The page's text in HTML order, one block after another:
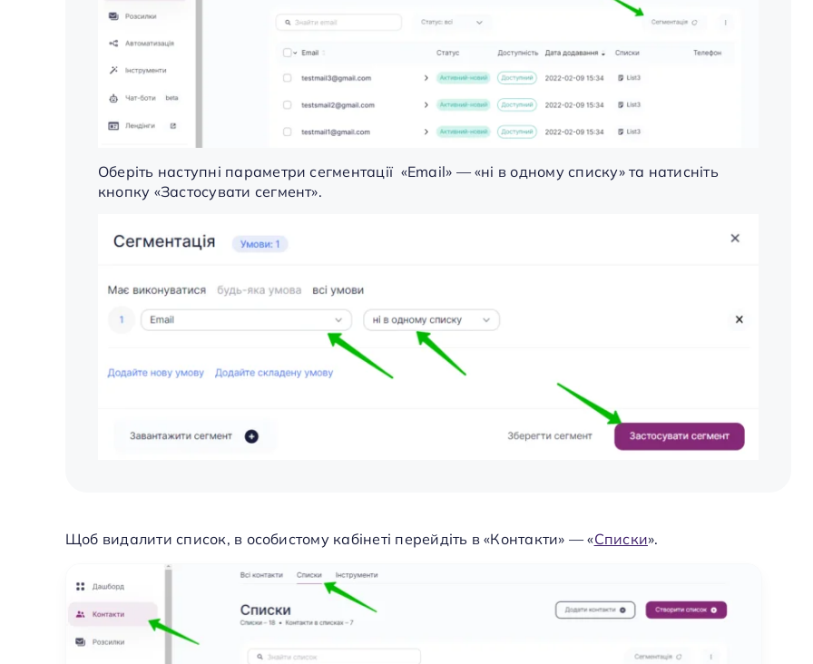
Оберіть наступні параметри сегментації «Email» — «нi в одному списку» та натисніть
кнопку «Застосувати сегмент».
Щоб видалити список, в особистому кабінеті перейдіть в «Контакти» — «Списки».